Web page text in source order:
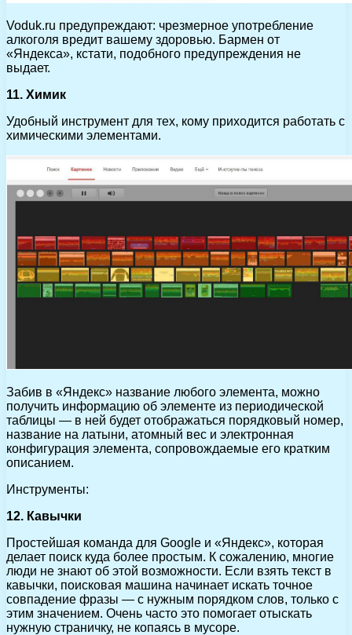
Voduk.ru предупреждают: чрезмерное употребление
алкоголя вредит вашему здоровью. Бармен от
«Яндекса», кстати, подобного предупреждения не
выдает.
11. Химик
Удобный инструмент для тех, кому приходится работать с
химическими элементами.
Забив в «Яндекс» название любого элемента, можно
получить информацию об элементе из периодической
таблицы — в ней будет отображаться порядковый номер,
название на латыни, атомный вес и электронная
конфигурация элемента, сопровождаемые его кратким
описанием.
Инструменты:
12. Кавычки
Простейшая команда для Google и «Яндекс», которая
делает поиск куда более простым. К сожалению, многие
люди не знают об этой возможности. Если взять текст в
кавычки, поисковая машина начинает искать точное
совпадение фразы — с нужным порядком слов, только с
этим значением. Очень часто это помогает отыскать
нужную страничку, не копаясь в мусоре.